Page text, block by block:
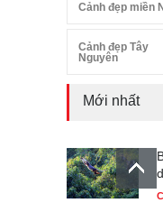
Cảnh đẹp miền
Cảnh đẹp Tây
Nguyên
Mới nhất